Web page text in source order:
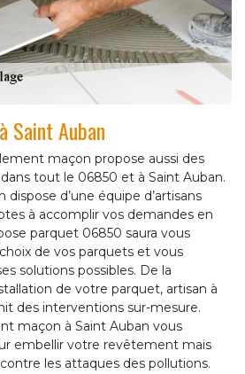
Saint Auban
maçon propose aussi des
tout le 06850 et à Saint Auban.
dispose d’une équipe d’artisans
à accomplir vos demandes en
parquet 06850 saura vous
de vos parquets et vous
solutions possibles. De la
de votre parquet, artisan à
des interventions sur-mesure.
maçon à Saint Auban vous
embellir votre revêtement mais
les attaques des pollutions.